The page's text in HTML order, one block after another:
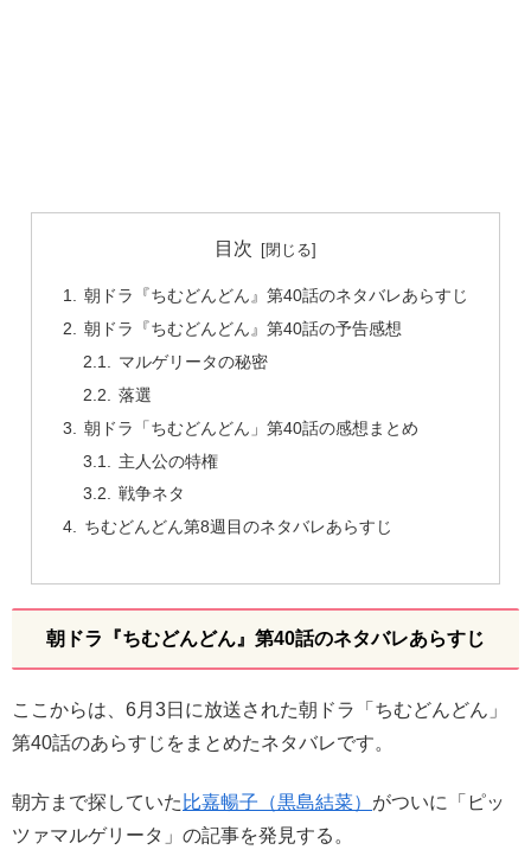
目次
朝ドラ『ちむどんどん』第40話のネタバレあらすじ
朝ドラ『ちむどんどん』第40話の予告感想
マルゲリータの秘密
落選
朝ドラ「ちむどんどん」第40話の感想まとめ
主人公の特権
戦争ネタ
ちむどんどん第8週目のネタバレあらすじ
朝ドラ『ちむどんどん』第40話のネタバレあらすじ
ここからは、6月3日に放送された朝ドラ「ちむどんどん」
第40話のあらすじをまとめたネタバレです。
朝方まで探していた 比嘉暢子（黒島結菜） がついに「ピッ
ツァマルゲリータ」の記事を発見する。